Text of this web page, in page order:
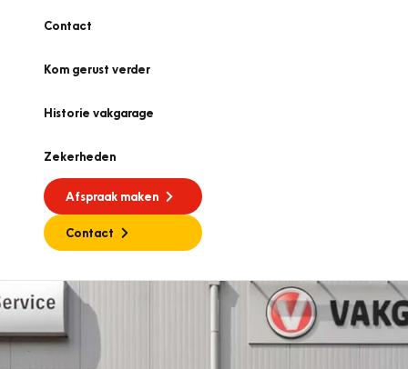
Contact
Kom gerust verder
Historie vakgarage
Zekerheden
Afspraak maken
Contact